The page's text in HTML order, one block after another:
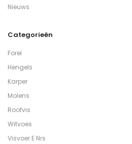
Nieuws
Categorieën
Forel
Hengels
Karper
Molens
Roofvis
Witvoes
Visvoer E Nrs